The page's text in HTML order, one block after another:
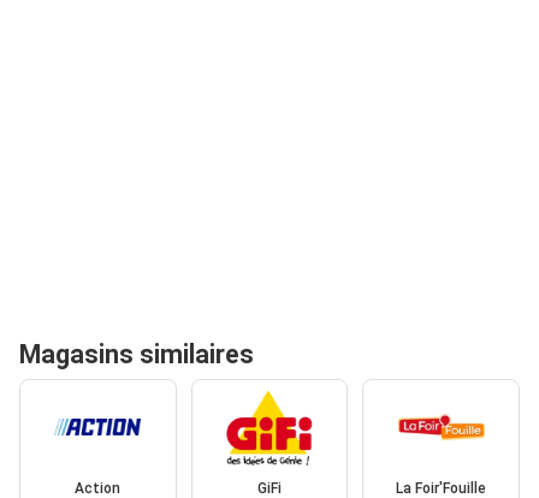
Magasins similaires
Action GiFi La Foir'Fouille